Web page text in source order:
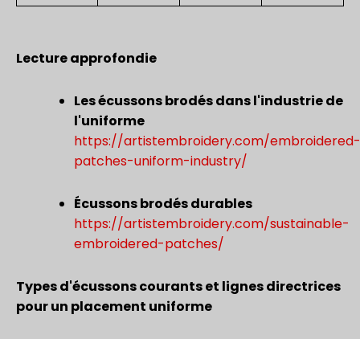
Lecture approfondie
Les écussons brodés dans l'industrie de
l'uniforme
https://artistembroidery.com/embroidered-
patches-uniform-industry/
Écussons brodés durables
https://artistembroidery.com/sustainable-
embroidered-patches/
Types d'écussons courants et lignes directrices
pour un placement uniforme